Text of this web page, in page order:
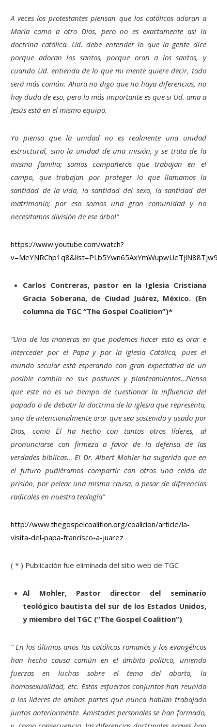
A veces los protestantes piensan que los católicos adoran a
María como a otro Dios, pero no es exactamente así la
doctrina católica. Ud. debe entender lo que la gente dice
porque adoran los santos, porque oran a los santos, y
cuando Ud. entienda de lo que mi mente quiere decir, todo
será más común. Ahora no digo que no haya diferencias, no
hay duda de eso, pero lo más importante es que si Ud. ama a
Jesús está en el mismo equipo.
Yo pienso que la unidad no es realmente una unidad
estructural, sino la unidad de una misión, y se trata de la
misma familia; somos compañeros que trabajan en el
campo, que trabajan por proteger lo que llamamos la
santidad de la vida, la santidad del sexo, la santidad del
matrimonio; por eso somos una gran comunidad y no
necesitamos división de ese árbol”
https://www.youtube.com/watch?
Carlos Contreras, pastor en la Iglesia Cristiana
Gracia Soberana, de Ciudad Juárez, México. (En
columna de TGC “The Gospel Coalition”)*
“Una de las maneras en que podemos hacer esto es orar e
interceder por el Papa y por la Iglesia Católica, pues el
mundo secular está esperando con gran expectativa de un
posible cambio en sus posturas y planteamientos…Pienso
que este no es un tiempo de cuestionar la influencia del
papado o de debatir la doctrina de la iglesia que representa,
sino de intencionalmente orar que sea sostenido y usado por
Dios, como Él ha hecho con tantos otros líderes, al
pronunciarse con firmeza a favor de la defensa de las
verdades bíblicas… El Dr. Albert Mohler ha sugerido que en
el futuro pudiéramos compartir con otros una celda de
prisión, por pelear una misma causa, a pesar de diferencias
radicales en nuestra teología”
http://www.thegospelcoalition.org/coalicion/article/la-
visita-del-papa-francisco-a-juarez
( * ) Publicación fue eliminada del sitio web de TGC
Al Mohler, Pastor director del seminario
teológico bautista del sur de los Estados Unidos,
y miembro del TGC (“The Gospel Coalition”)
” En los últimos años los católicos romanos y los evangélicos
han hecho causa común en el ámbito político, uniendo
fuerzas en luchas sobre el tema del aborto, la
homosexualidad, etc. Estos esfuerzos conjuntos han reunido
a los líderes de ambas partes que nunca habían trabajado
juntos anteriormente. Amistades personales se han formado,